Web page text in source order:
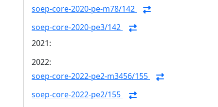
soep-core-2020-pe-m78/142
soep-core-2020-pe3/142
2021:
2022:
soep-core-2022-pe2-m3456/155
soep-core-2022-pe2/155